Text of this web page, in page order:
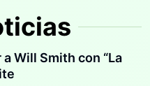
Will Smith con “La